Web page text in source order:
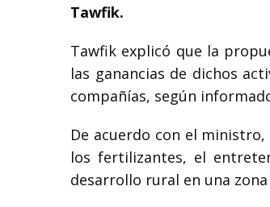
Tawfik.
Tawfik explicó que la
las ganancias de dichos
compañías, según
De acuerdo con el
los fertilizantes, el
desarrollo rural en una